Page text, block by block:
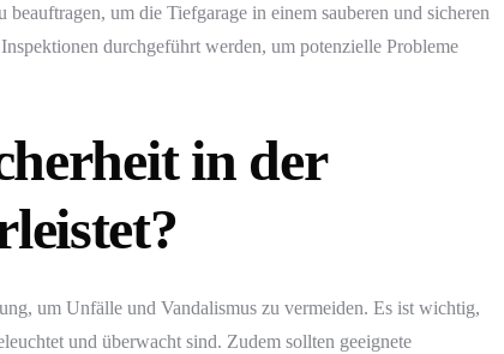
um die Tiefgarage in einem sauberen und sicheren
durchgeführt werden, um potenzielle Probleme
in der
um Unfälle und Vandalismus zu vermeiden. Es ist wichtig,
und überwacht sind. Zudem sollten geeignete